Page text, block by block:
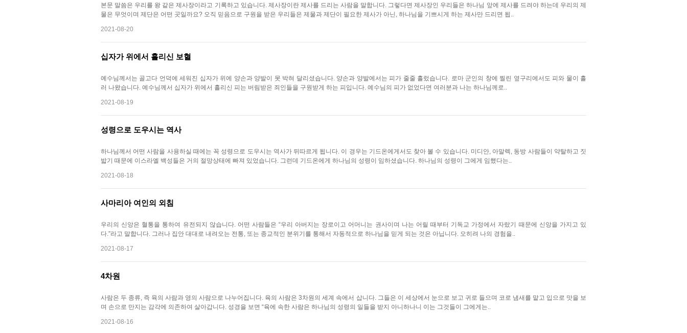
본문 말씀은 우리를 왕 같은 제사장이라고 기록하고 있습니다. 제사장이란 제사를 드리는 사람을 말합니다. 그렇다면 제사장인 우리들은 하나님 앞에 제사를 드려야 하는데 우리의 제
물은 무엇이며 제단은 어떤 곳일까요? 오직 믿음으로 구원을 받은 우리들은 제물과 제단이 필요한 제사가 아닌, 하나님을 기쁘시게 하는 제사만 드리면 됩..
2021-08-20
십자가 위에서 흘리신 보혈
예수님께서는 골고다 언덕에 세워진 십자가 위에 양손과 양발이 못 박혀 달리셨습니다. 양손과 양발에서는 피가 줄줄 흘렀습니다. 로마 군인의 창에 찔린 옆구리에서도 피와 물이 흘
러 나왔습니다. 예수님께서 십자가 위에서 흘리신 피는 버림받은 죄인들을 구원받게 하는 피입니다. 예수님의 피가 없었다면 여러분과 나는 하나님께로..
2021-08-19
성령으로 도우시는 역사
하나님께서 어떤 사람을 사용하실 때에는 꼭 성령으로 도우시는 역사가 뒤따르게 됩니다. 이 경우는 기드온에게서도 찾아 볼 수 있습니다. 미디안, 아말렉, 동방 사람들이 약탈하고 짓
밟기 때문에 이스라엘 백성들은 거의 절망상태에 빠져 있었습니다. 그런데 기드온에게 하나님의 성령이 임하셨습니다. 하나님의 성령이 그에게 임했다는..
2021-08-18
사마리아 여인의 외침
우리의 신앙은 혈통을 통하여 유전되지 않습니다. 어떤 사람들은 “우리 아버지는 장로이고 어머니는 권사이며 나는 어릴 때부터 기독교 가정에서 자랐기 때문에 신앙을 가지고 있
다.”라고 말합니다. 그러나 집안 대대로 내려오는 전통, 또는 종교적인 분위기를 통해서 자동적으로 하나님을 믿게 되는 것은 아닙니다. 오히려 나의 경험을..
2021-08-17
4차원
사람은 두 종류, 즉 육의 사람과 영의 사람으로 나누어집니다. 육의 사람은 3차원의 세계 속에서 삽니다. 그들은 이 세상에서 눈으로 보고 귀로 들으며 코로 냄새를 맡고 입으로 맛을 보
며 손으로 만지는 감각에 의존하여 살아갑니다. 성경을 보면 “육에 속한 사람은 하나님의 성령의 일들을 받지 아니하나니 이는 그것들이 그에게는..
2021-08-16